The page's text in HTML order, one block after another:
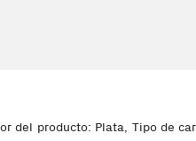
del producto: Plata, Tipo de